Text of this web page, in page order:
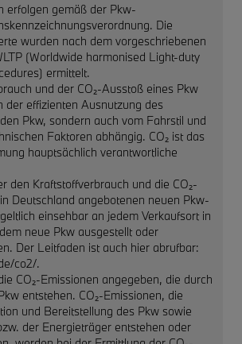
erfolgen gemäß der Pkw-
Die
wurden nach dem vorgeschriebenen
(Worldwide harmonised Light-duty
ermittelt.
und der CO₂-Ausstoß eines Pkw
der effizienten Ausnutzung des
Pkw, sondern auch vom Fahrstil und
Faktoren abhängig. CO₂ ist das
hauptsächlich verantwortliche
den Kraftstoffverbrauch und die CO₂-
Deutschland angebotenen neuen Pkw-
einsehbar an jedem Verkaufsort in
neue Pkw ausgestellt oder
Der Leitfaden ist auch hier abrufbar:
co2/.
CO₂-Emissionen angegeben, die durch
entstehen. CO₂-Emissionen, die
und Bereitstellung des Pkw sowie
der Energieträger entstehen oder